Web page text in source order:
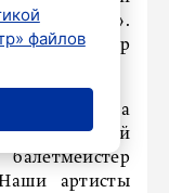
– оркестр
– отметила
артисты
файлов